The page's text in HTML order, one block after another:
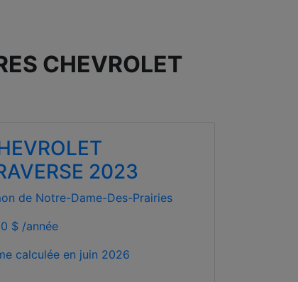
CHEVROLET
2023
de Notre-Dame-Des-Prairies
$ /année
calculée en juin 2026